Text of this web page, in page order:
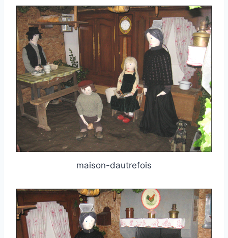
maison-dautrefois